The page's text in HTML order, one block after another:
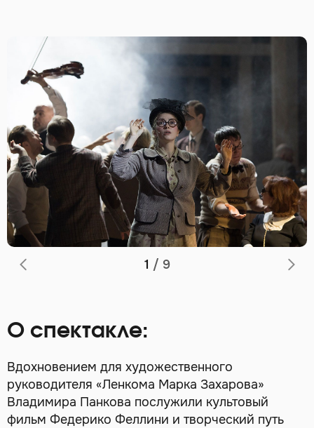
1 / 9
О спектакле:
Вдохновением для художественного
руководителя «Ленкома Марка Захарова»
Владимира Панкова послужили культовый
фильм Федерико Феллини и творческий путь